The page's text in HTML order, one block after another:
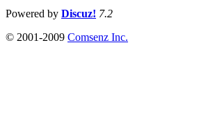
Powered by Discuz! 7.2
© 2001-2009 Comsenz Inc.